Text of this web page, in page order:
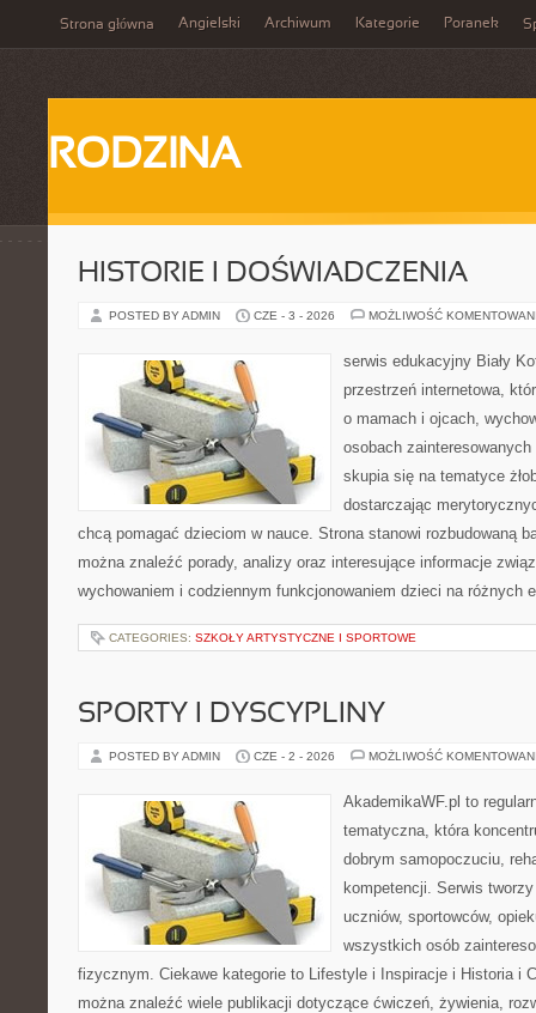
Strona główna Angielski Archiwum Kategorie Poranek
RODZINA
HISTORIE I DOŚWIADCZENIA
POSTED BY ADMIN CZE - 3 - 2026 MOŻLIWOŚĆ
serwis edukacyjny Biały
przestrzeń internetowa,
o mamach i ojcach,
osobach
skupia się na tematyce
dostarczając
chcą pomagać dzieciom w nauce. Strona stanowi rozbudowaną
można znaleźć porady, analizy oraz interesujące informacje
wychowaniem i codziennym funkcjonowaniem dzieci na różnych
CATEGORIES: SZKOŁY ARTYSTYCZNE I SPORTOWE
SPORTY I DYSCYPLINY
POSTED BY ADMIN CZE - 2 - 2026 MOŻLIWOŚĆ
AkademikaWF.pl to
tematyczna, która
dobrym samopoczuciu,
kompetencji. Serwis
uczniów, sportowców,
wszystkich osób
fizycznym. Ciekawe kategorie to Lifestyle i Inspiracje i Historia i
można znaleźć wiele publikacji dotyczące ćwiczeń, żywienia,